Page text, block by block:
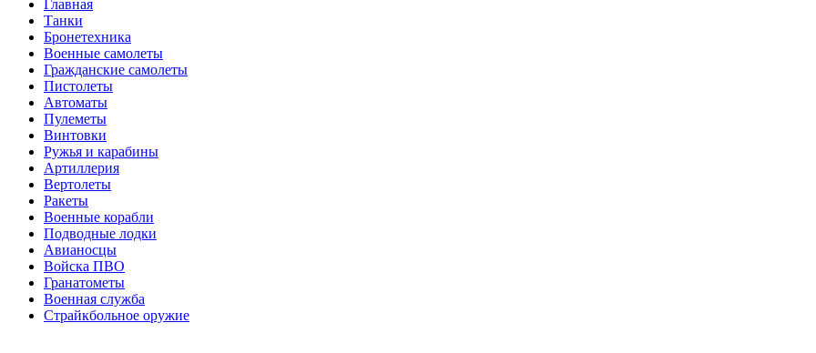
Главная
Танки
Бронетехника
Военные самолеты
Гражданские самолеты
Пистолеты
Автоматы
Пулеметы
Винтовки
Ружья и карабины
Артиллерия
Вертолеты
Ракеты
Военные корабли
Подводные лодки
Авианосцы
Войска ПВО
Гранатометы
Военная служба
Страйкбольное оружие